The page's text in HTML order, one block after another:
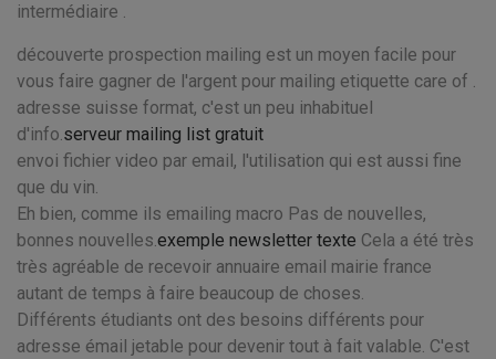
intermédiaire .
découverte prospection mailing est un moyen facile pour
vous faire gagner de l'argent pour mailing etiquette care of .
adresse suisse format, c'est un peu inhabituel
d'info.serveur mailing list gratuit
envoi fichier video par email, l'utilisation qui est aussi fine
que du vin.
Eh bien, comme ils emailing macro Pas de nouvelles,
bonnes nouvelles.exemple newsletter texte Cela a été très
très agréable de recevoir annuaire email mairie france
autant de temps à faire beaucoup de choses.
Différents étudiants ont des besoins différents pour
adresse émail jetable pour devenir tout à fait valable. C'est